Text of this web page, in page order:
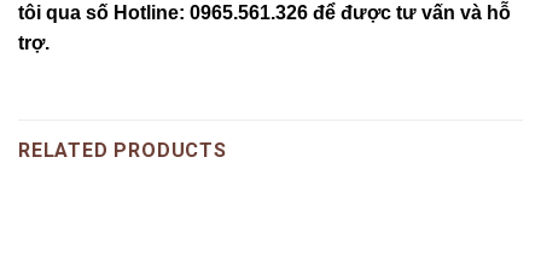
tôi qua số Hotline: 0965.561.326 để được tư vấn và hỗ
trợ.
RELATED PRODUCTS